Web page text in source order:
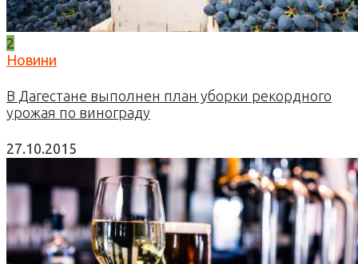
2
Новини
В Дагестане выполнен план уборки рекордного
урожая по винограду
27.10.2015